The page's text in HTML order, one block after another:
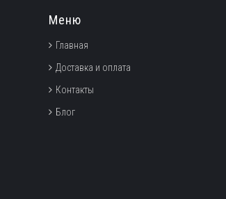
Меню
Главная
Доставка и оплата
Контакты
Блог